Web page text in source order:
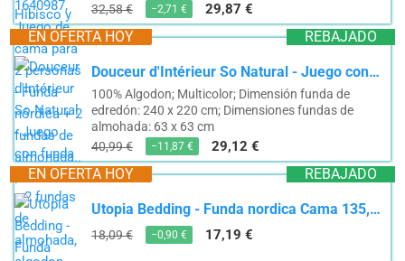
32,58 €
−2,71 € 29,87 €
REBAJADO
EN OFERTA HOY
Douceur d'Intérieur So Natural - Juego con funda de edredón y 2 fundas de almohada, algodon,...
100% Algodon; Multicolor; Dimensión funda de
edredón: 240 x 220 cm; Dimensiones fundas de
almohada: 63 x 63 cm
40,99 €
−11,87 € 29,12 €
REBAJADO
EN OFERTA HOY
Utopia Bedding - Funda nordica Cama 135, Sabana Bajera 135x190 y Fundas Almohada (50x75cm) - Funda...
18,09 € −0,90 € 17,19 €